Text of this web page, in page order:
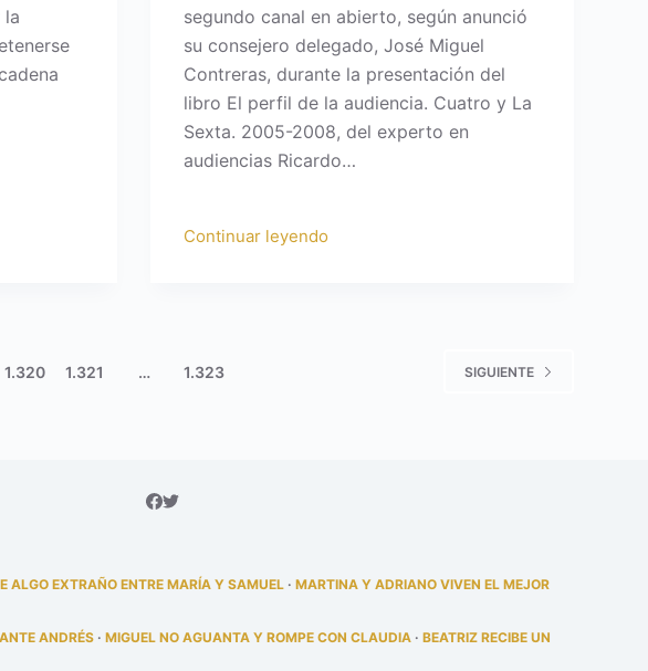
la
segundo canal en abierto, según anunció
su consejero delegado, José Miguel
Contreras, durante la presentación del
libro El perfil de la audiencia. Cuatro y La
Sexta. 2005-2008, del experto en
audiencias Ricardo…
Continuar leyendo
1.320 1.321 … 1.323 SIGUIENTE
ALGO EXTRAÑO ENTRE MARÍA Y SAMUEL ·MARTINA Y ADRIANO VIVEN EL MEJOR
ANDRÉS ·MIGUEL NO AGUANTA Y ROMPE CON CLAUDIA ·BEATRIZ RECIBE UN